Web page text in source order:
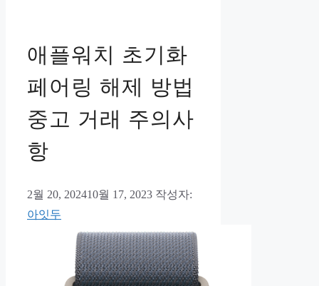
애플워치 초기화
페어링 해제 방법
중고 거래 주의사
항
2월 20, 202410월 17, 2023 작성자:
아잇두